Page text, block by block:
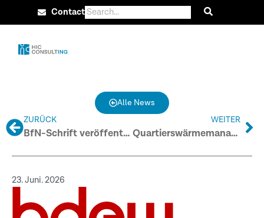
Contact
Alle News
ZURÜCK
BfN-Schrift veröffentlicht: Gewässerwärmepumpen zwischen Wärmewende und Naturschutz
WEITER
Quartierswärmemanagement: Wir sind Dienstleister für Kommunen in Schleswig-Holstein
23. Juni. 2026